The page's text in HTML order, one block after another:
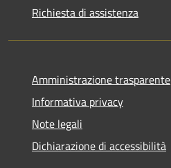
Richiesta di assistenza
Amministrazione trasparente
Informativa privacy
Note legali
Dichiarazione di accessibilità